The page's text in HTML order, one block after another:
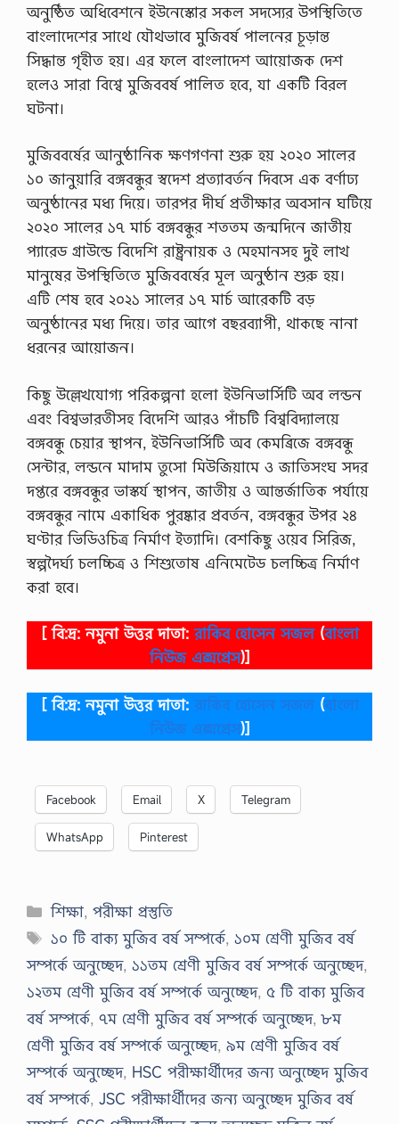
অনুষ্ঠিত অধিবেশনে ইউনেস্কোর সকল সদস্যের উপস্থিতিতে
বাংলাদেশের সাথে যৌথভাবে মুজিবর্ষ পালনের চূড়ান্ত
সিদ্ধান্ত গৃহীত হয়। এর ফলে বাংলাদেশ আয়ােজক দেশ
হলেও সারা বিশ্বে মুজিববর্ষ পালিত হবে, যা একটি বিরল
ঘটনা।
মুজিববর্ষের আনুষ্ঠানিক ক্ষণগণনা শুরু হয় ২০২০ সালের
১০ জানুয়ারি বঙ্গবন্ধুর স্বদেশ প্রত্যাবর্তন দিবসে এক বর্ণাঢ্য
অনুষ্ঠানের মধ্য দিয়ে। তারপর দীর্ঘ প্রতীক্ষার অবসান ঘটিয়ে
২০২০ সালের ১৭ মার্চ বঙ্গবন্ধুর শততম জন্মদিনে জাতীয়
প্যারেড গ্রাউন্ডে বিদেশি রাষ্ট্রনায়ক ও মেহমানসহ দুই লাখ
মানুষের উপস্থিতিতে মুজিববর্ষের মূল অনুষ্ঠান শুরু হয়।
এটি শেষ হবে ২০২১ সালের ১৭ মার্চ আরেকটি বড়
অনুষ্ঠানের মধ্য দিয়ে। তার আগে বছরব্যাপী, থাকছে নানা
ধরনের আয়ােজন।
কিছু উল্লেখযােগ্য পরিকল্পনা হলাে ইউনিভার্সিটি অব লন্ডন
এবং বিশ্বভারতীসহ বিদেশি আরও পাঁচটি বিশ্ববিদ্যালয়ে
বঙ্গবন্ধু চেয়ার স্থাপন, ইউনিভার্সিটি অব কেমব্রিজে বঙ্গবন্ধু
সেন্টার, লন্ডনে মাদাম তুসাে মিউজিয়ামে ও জাতিসংঘ সদর
দপ্তরে বঙ্গবন্ধুর ভাস্কর্য স্থাপন, জাতীয় ও আন্তর্জাতিক পর্যায়ে
বঙ্গবন্ধুর নামে একাধিক পুরষ্কার প্রবর্তন, বঙ্গবন্ধুর উপর ২৪
ঘণ্টার ভিডিওচিত্র নির্মাণ ইত্যাদি। বেশকিছু ওয়েব সিরিজ,
স্বল্পদৈর্ঘ্য চলচ্চিত্র ও শিশুতােষ এনিমেটেড চলচ্চিত্র নির্মাণ
করা হবে।
[ বি:দ্র: নমুনা উত্তর দাতা:রাকিব হোসেন সজল(বাংলা
নিউজ এক্সপ্রেস)]
[ বি:দ্র: নমুনা উত্তর দাতা: রাকিব হোসেন সজল(বাংলা
নিউজ এক্সপ্রেস)]
Facebook Email X Telegram
WhatsApp Pinterest
Categories
শিক্ষা,পরীক্ষা প্রস্তুতি
Tags
১০ টি বাক্য মুজিব বর্ষ সম্পর্কে,১০ম শ্রেণী মুজিব বর্ষ
সম্পর্কে অনুচ্ছেদ, ১১তম শ্রেণী মুজিব বর্ষ সম্পর্কে অনুচ্ছেদ,
১২তম শ্রেণী মুজিব বর্ষ সম্পর্কে অনুচ্ছেদ, ৫ টি বাক্য মুজিব
বর্ষ সম্পর্কে, ৭ম শ্রেণী মুজিব বর্ষ সম্পর্কে অনুচ্ছেদ,৮ম
শ্রেণী মুজিব বর্ষ সম্পর্কে অনুচ্ছেদ, ৯ম শ্রেণী মুজিব বর্ষ
সম্পর্কে অনুচ্ছেদ, HSC পরীক্ষার্থীদের জন্য অনুচ্ছেদ মুজিব
বর্ষ সম্পর্কে, JSC পরীক্ষার্থীদের জন্য অনুচ্ছেদ মুজিব বর্ষ